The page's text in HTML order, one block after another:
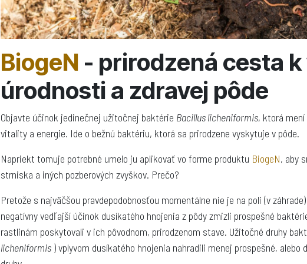
BiogeN - prirodzená cesta
úrodnosti a zdravej pôde
Objavte účinok jedinečnej užitočnej baktérie Bacillus licheniformis, ktorá
vitality a energie. Ide o bežnú baktériu, ktorá sa prirodzene vyskytuje v pôde.
Napriekt tomuje potrebné umelo ju aplikovať vo forme produktu BiogeN, aby
strniska a iných pozberových zvyškov. Prečo?
Pretože s najväčšou pravdepodobnosťou momentálne nie je na poli (v
negatívny vedľajší účinok dusíkatého hnojenia z pôdy zmizli prospešné
rastlinám poskytovali v ich pôvodnom, prirodzenom stave. Užitočné druhy
licheniformis ) vplyvom dusíkatého hnojenia nahradili menej prospešné, alebo